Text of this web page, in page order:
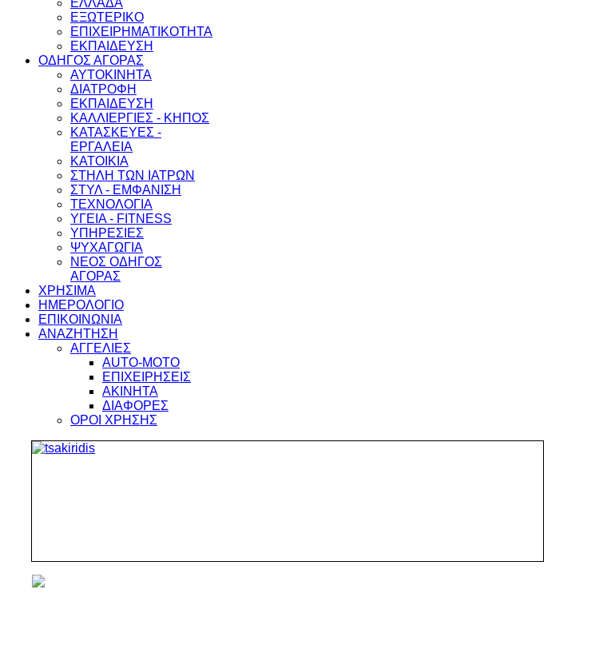
ΕΛΛΑΔΑ
ΕΞΩΤΕΡΙΚΟ
ΕΠΙΧΕΙΡΗΜΑΤΙΚΟΤΗΤΑ
ΕΚΠΑΙΔΕΥΣΗ
ΟΔΗΓΟΣ ΑΓΟΡΑΣ
ΑΥΤΟΚΙΝΗΤΑ
ΔΙΑΤΡΟΦΗ
ΕΚΠΑΙΔΕΥΣΗ
ΚΑΛΛΙΕΡΓΙΕΣ - ΚΗΠΟΣ
ΚΑΤΑΣΚΕΥΕΣ -
ΕΡΓΑΛΕΙΑ
ΚΑΤΟΙΚΙΑ
ΣΤΗΛΗ ΤΩΝ ΙΑΤΡΩΝ
ΣΤΥΛ - ΕΜΦΑΝΙΣΗ
ΤΕΧΝΟΛΟΓΙΑ
ΥΓΕΙΑ - FITNESS
ΥΠΗΡΕΣΙΕΣ
ΨΥΧΑΓΩΓΙΑ
ΝΕΟΣ ΟΔΗΓΟΣ
ΑΓΟΡΑΣ
ΧΡΗΣΙΜΑ
ΗΜΕΡΟΛΟΓΙΟ
ΕΠΙΚΟΙΝΩΝΙΑ
ΑΝΑΖΗΤΗΣΗ
ΑΓΓΕΛΙΕΣ
AUTO-MOTO
ΕΠΙΧΕΙΡΗΣΕΙΣ
ΑΚΙΝΗΤΑ
ΔΙΑΦΟΡΕΣ
ΟΡΟΙ ΧΡΗΣΗΣ